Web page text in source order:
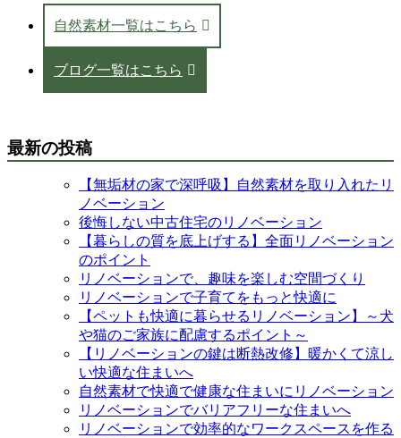
自然素材一覧はこちら
ブログ一覧はこちら
最新の投稿
【無垢材の家で深呼吸】自然素材を取り入れたリ
ノベーション
後悔しない中古住宅のリノベーション
【暮らしの質を底上げする】全面リノベーション
のポイント
リノベーションで、趣味を楽しむ空間づくり
リノベーションで子育てをもっと快適に
【ペットも快適に暮らせるリノベーション】～犬
や猫のご家族に配慮するポイント～
【リノベーションの鍵は断熱改修】暖かくて涼し
い快適な住まいへ
自然素材で快適で健康な住まいにリノベーション
リノベーションでバリアフリーな住まいへ
リノベーションで効率的なワークスペースを作る